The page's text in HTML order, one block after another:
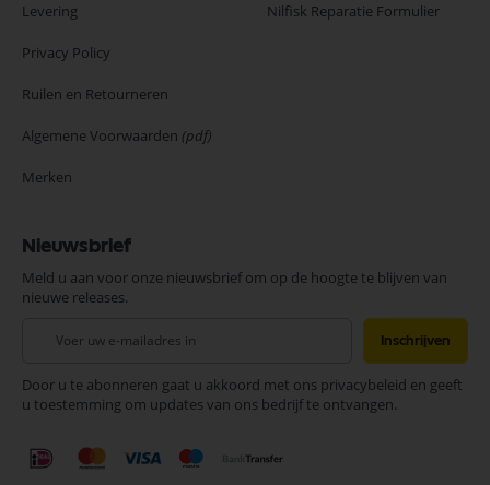
Levering
Privacy Policy
Ruilen en Retourneren
Algemene Voorwaarden (pdf)
Merken
Nilfisk Reparatie Formulier
Nieuwsbrief
Meld u aan voor onze nieuwsbrief om op de hoogte te blijven van
nieuwe releases.
onze
nieuwsbrief
Inschrijven
Door u te abonneren gaat u akkoord met ons privacybeleid en geeft
u toestemming om updates van ons bedrijf te ontvangen.